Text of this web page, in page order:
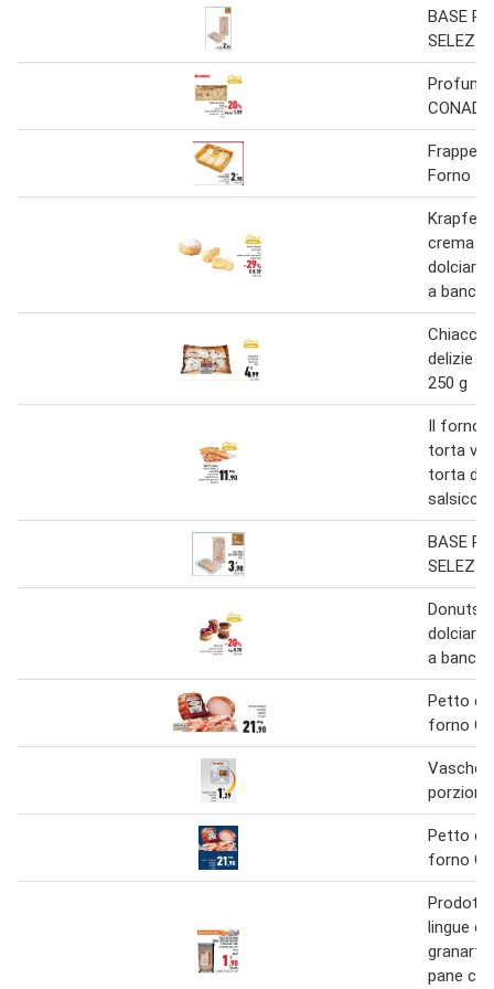
BASE
CONAD
Frappe
Forno
Krapfen
crema
a banco
delizie
250 g
Il forno
torta
torta di
salsiccia
BASE
Donuts
a banco
Petto di
forno
porzioni
Petto di
forno
lingue
granart
pane